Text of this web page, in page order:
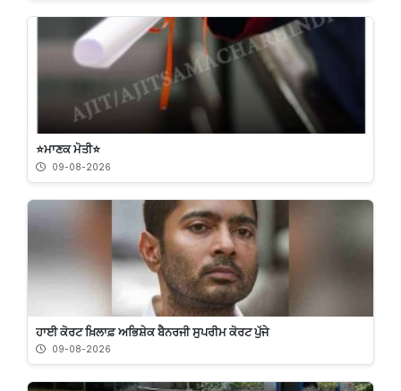
⭐️ਮਾਣਕ ਮੋਤੀ⭐️
09-08-2026
ਹਾਈ ਕੋਰਟ ਖ਼ਿਲਾਫ਼ ਅਭਿਸ਼ੇਕ ਬੈਨਰਜੀ ਸੁਪਰੀਮ ਕੋਰਟ ਪੁੱਜੇ
09-08-2026